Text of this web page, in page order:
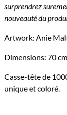
surprendrez
nouveauté du
Artwork: Anie
Dimensions: 70
Casse-tête de
unique et coloré.